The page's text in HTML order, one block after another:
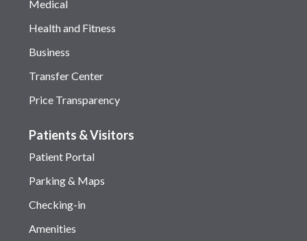
Medical
Health and Fitness
Business
Transfer Center
Price Transparency
Patients & Visitors
Patient Portal
Parking & Maps
Checking-in
Amenities